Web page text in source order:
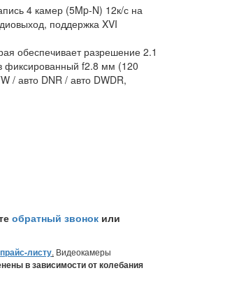
4 камер (5Mp-N) 12к/с на
поддержка XVI
обеспечивает разрешение 2.1
фиксированный f2.8 мм (120
/ авто DNR / авто DWDR,
обратный звонок или
прайс-листу. Видеокамеры
в зависимости от колебания